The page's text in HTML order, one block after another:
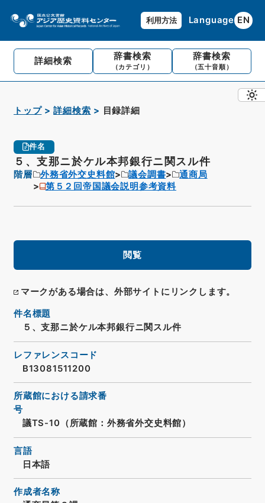
利用方法 Language EN
詳細検索 辞書検索
（カテゴリ）
辞書検索
（五十音順）
トップ 詳細検索 目録詳細
件名
５、支那ニ於ケル本邦銀行ニ関スル件
階層 外務省外交史料館 議会調書
通商局
第５２回帝国議会説明参考資料
閲覧
マークがある場合は、外部サイトにリンクします。
件名標題
５、支那ニ於ケル本邦銀行ニ関スル件
レファレンスコード
B13081511200
所蔵館における請求番
号
議TS-10（所蔵館：外務省外交史料館）
言語
日本語
作成者名称